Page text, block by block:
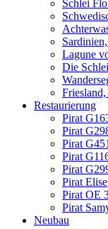
Schlei
Lagune
Die Schlei
Restaurierung
Pirat
Pirat
Pirat
Pirat
Pirat
Pirat Elise
Pirat OE
Pirat
Neubau